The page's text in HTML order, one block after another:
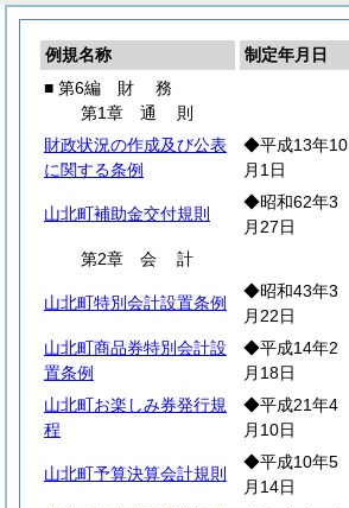
例規名称 制定年月日
■ 第6編 財 務
第1章 通 則
財政状況の作成及び公表
に関する条例
◆平成13年10
月1日
山北町補助金交付規則
◆昭和62年3
月27日
第2章 会計
山北町特別会計設置条例
◆昭和43年3
月22日
山北町商品券特別会計設
置条例
◆平成14年2
月18日
山北町お楽しみ券発行規
程
◆平成21年4
月10日
山北町予算決算会計規則
◆平成10年5
月14日